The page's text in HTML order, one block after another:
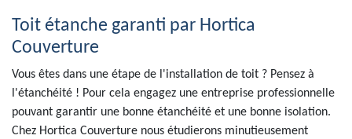
Toit étanche garanti par Hortica
Couverture
Vous êtes dans une étape de l'installation de toit ? Pensez à
l'étanchéité ! Pour cela engagez une entreprise professionnelle
pouvant garantir une bonne étanchéité et une bonne isolation.
Chez Hortica Couverture nous étudierons minutieusement